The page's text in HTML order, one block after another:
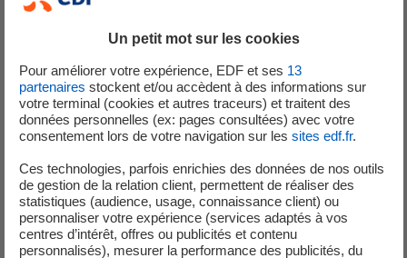
pour que :
90 % d'entre eux disposent d'un espace
électronique ;
100 % des installations gérées par Dalkia
soient connectées.
À la conquête des nouveaux marchés
de la transition énergétique
Le groupe EDF a pris des positions de premier plan sur
Un petit mot sur les cookies
Pour améliorer votre expérience, EDF et ses 13
partenaires stockent et/ou accèdent à des informations sur
votre terminal (cookies et autres traceurs) et traitent des
données personnelles (ex: pages consultées) avec votre
consentement lors de votre navigation sur les sites edf.fr.
Ces technologies, parfois enrichies des données de nos outils
de gestion de la relation client, permettent de réaliser des
statistiques (audience, usage, connaissance client) ou
personnaliser votre expérience (services adaptés à vos
centres d’intérêt, offres ou publicités et contenu
personnalisés), mesurer la performance des publicités, du